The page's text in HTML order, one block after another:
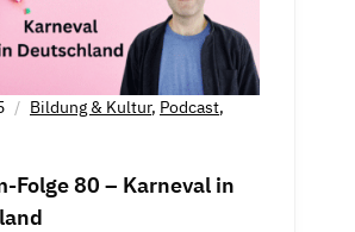
Bildung & Kultur, Podcast,
Folge 80 – Karneval in